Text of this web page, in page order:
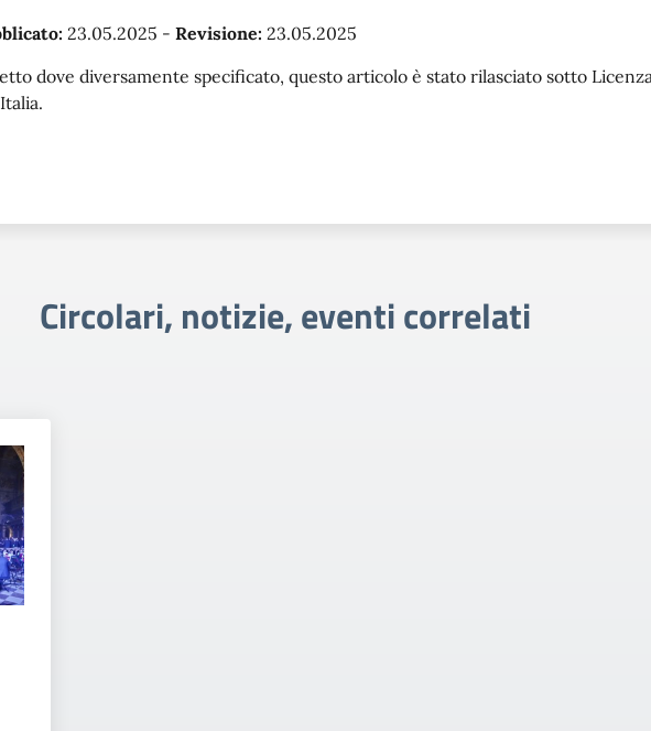
23.05.2025 - Revisione: 23.05.2025
dove diversamente specificato, questo articolo è stato rilasciato sotto
Circolari, notizie, eventi correlati